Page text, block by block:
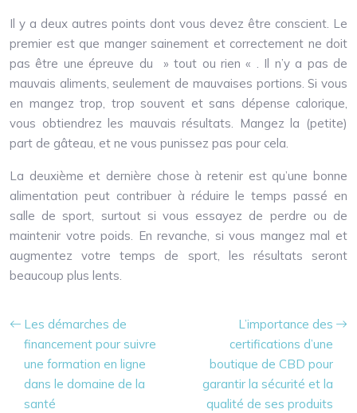
Il y a deux autres points dont vous devez être conscient. Le
premier est que manger sainement et correctement ne doit
pas être une épreuve du » tout ou rien « . Il n’y a pas de
mauvais aliments, seulement de mauvaises portions. Si vous
en mangez trop, trop souvent et sans dépense calorique,
vous obtiendrez les mauvais résultats. Mangez la (petite)
part de gâteau, et ne vous punissez pas pour cela.
La deuxième et dernière chose à retenir est qu’une bonne
alimentation peut contribuer à réduire le temps passé en
salle de sport, surtout si vous essayez de perdre ou de
maintenir votre poids. En revanche, si vous mangez mal et
augmentez votre temps de sport, les résultats seront
beaucoup plus lents.
Les démarches de
financement pour suivre
une formation en ligne
dans le domaine de la
santé
L’importance des
certifications d’une
boutique de CBD pour
garantir la sécurité et la
qualité de ses produits